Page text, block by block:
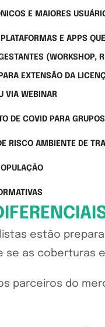
E MAIORES
E APPS
(WORKSHOP,
EXTENSÃO DA
VIA WEBINAR
DE COVID PARA
RISCO AMBIENTE DE
estão
se as coberturas
parceiros do